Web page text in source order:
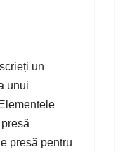
un
unui
presă pentru